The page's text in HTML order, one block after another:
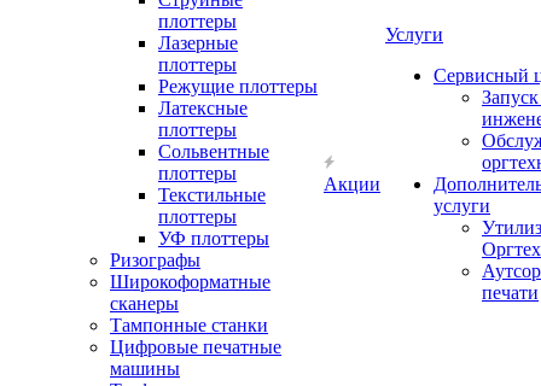
плоттеры
Лазерные
плоттеры
Режущие плоттеры
Латексные
плоттеры
Сольвентные
плоттеры
Текстильные
плоттеры
УФ плоттеры
Ризографы
Широкоформатные
сканеры
Тампонные станки
Цифровые печатные
машины
Акции
Услуги
Сервисный
услуги
печати